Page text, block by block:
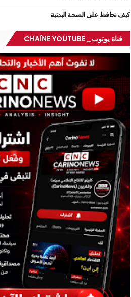
كيف نحافظ على الصحة البدنية
قناة يوتوب_ CHAÎNE YOUTUBE